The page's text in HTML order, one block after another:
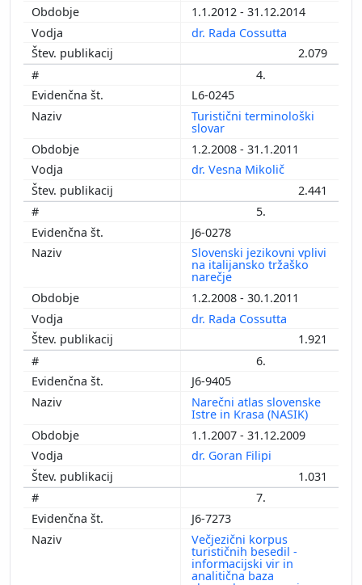
1.1.2012 - 31.12.2014
dr. Rada Cossutta
2.079
4.
L6-0245
Turistični terminološki
slovar
1.2.2008 - 31.1.2011
dr. Vesna Mikolič
2.441
5.
J6-0278
Slovenski jezikovni vplivi
na italijansko tržaško
narečje
1.2.2008 - 30.1.2011
dr. Rada Cossutta
1.921
6.
J6-9405
Narečni atlas slovenske
Istre in Krasa (NASIK)
1.1.2007 - 31.12.2009
dr. Goran Filipi
1.031
7.
J6-7273
Večjezični korpus
turističnih besedil -
informacijski vir in
analitična baza